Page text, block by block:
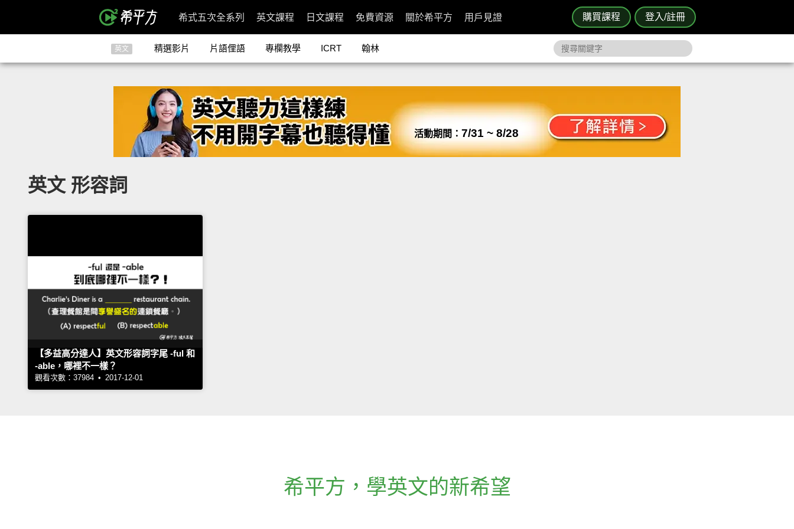
購買課程 登入/註冊
希式五次全系列 英文課程 日文課程 免費資源 關於希平方 用戶見證
英文 精選影片 片語俚語 專欄教學 ICRT 翰林
活動期間： 7/31 ~ 8/28
英文 形容詞
【多益高分達人】英文形容詞字尾 -ful 和
-able，哪裡不一樣？
觀看次數：37984 • 2017-12-01
希平方 ， 學英文的新希望